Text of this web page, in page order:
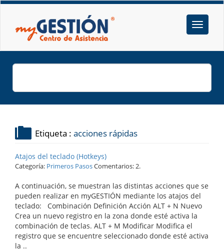
Etiqueta : acciones rápidas
Atajos del teclado (Hotkeys)
Categoría: Primeros PasosComentarios: 2.
A continuación, se muestran las distintas acciones que se
pueden realizar en myGESTIÓN mediante los atajos del
teclado: Combinación Definición Acción ALT + N Nuevo
Crea un nuevo registro en la zona donde esté activa la
combinación de teclas. ALT + M Modificar Modifica el
registro que se encuentre seleccionado donde esté activa
la ..